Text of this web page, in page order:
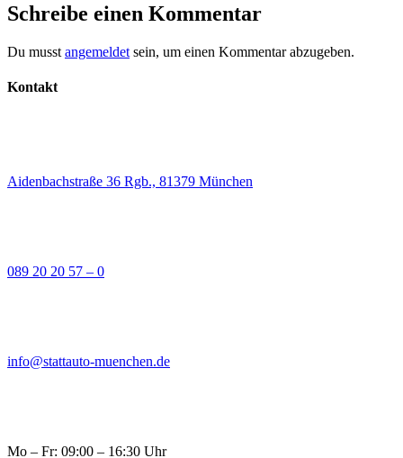
Schreibe einen Kommentar
Du musst angemeldet sein, um einen Kommentar abzugeben.
Kontakt
Aidenbachstraße 36 Rgb., 81379 München
089 20 20 57 – 0
info@stattauto-muenchen.de
Mo – Fr: 09:00 – 16:30 Uhr